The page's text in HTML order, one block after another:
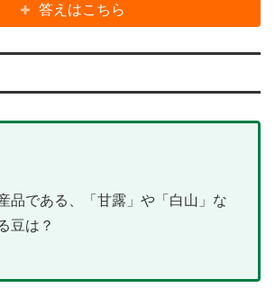
答えはこちら
品である、「甘露」や「白山」な
豆は？